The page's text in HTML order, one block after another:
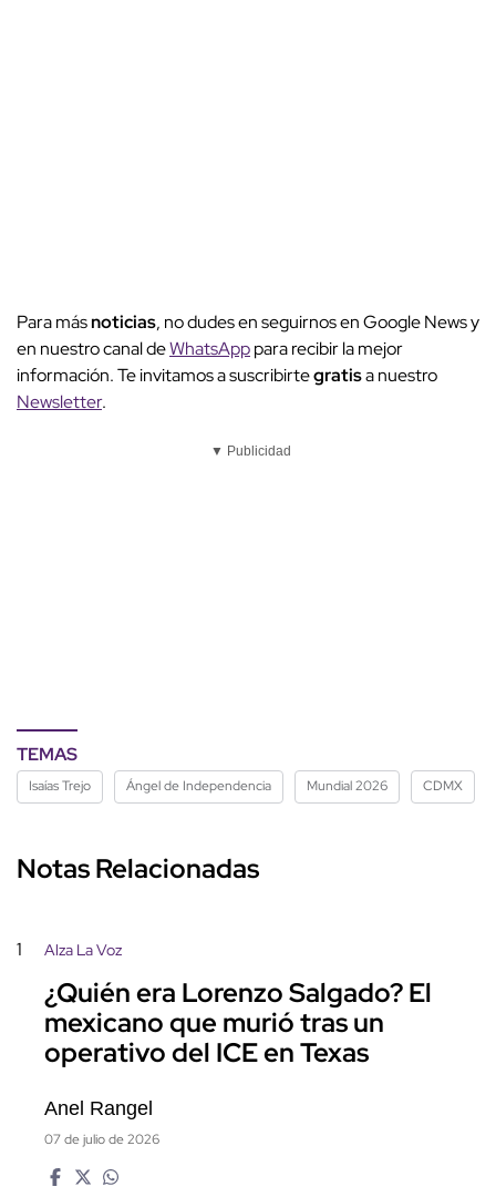
Para másnoticias, no dudes en seguirnos en Google News y
en nuestro canal deWhatsApppara recibir la mejor
información. Te invitamos a suscribirtegratisa nuestro
Newsletter.
▼ Publicidad
TEMAS
Isaías Trejo Ángel de Independencia Mundial 2026 CDMX
Notas Relacionadas
1 Alza La Voz
¿Quién era Lorenzo Salgado? El
mexicano que murió tras un
operativo del ICE en Texas
Anel Rangel
07 de julio de 2026